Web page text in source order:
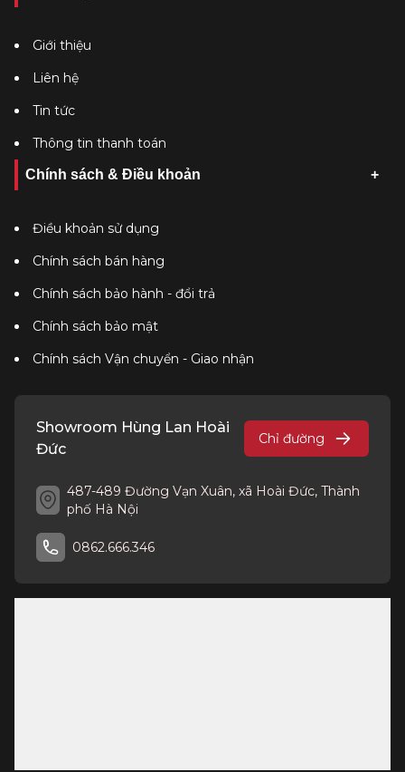
Giới thiệu
Liên hệ
Tin tức
Thông tin thanh toán
Chính sách & Điều khoản
Điều khoản sử dụng
Chính sách bán hàng
Chính sách bảo hành - đổi trả
Chính sách bảo mật
Chính sách Vận chuyển - Giao nhận
Showroom Hùng Lan Hoài
Đức
Chỉ đường
487-489 Đường Vạn Xuân, xã Hoài Đức, Thành
phố Hà Nội
0862.666.346